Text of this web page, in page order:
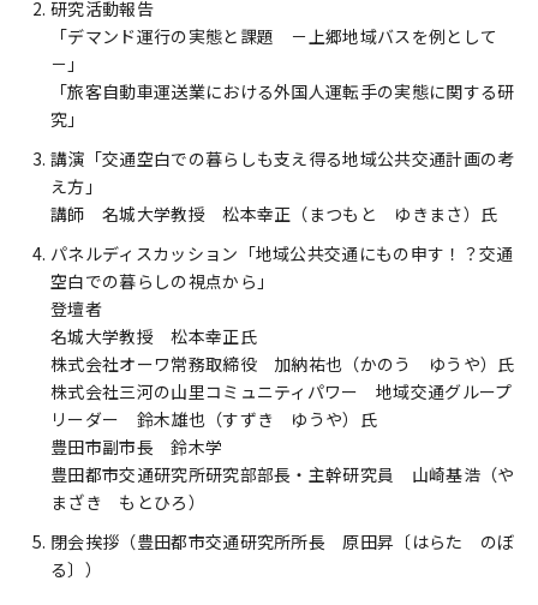
研究活動報告
「デマンド運行の実態と課題 －上郷地域バスを例として
－」
「旅客自動車運送業における外国人運転手の実態に関する研
究」
講演「交通空白での暮らしも支え得る地域公共交通計画の考
え方」
講師 名城大学教授 松本幸正（まつもと ゆきまさ）氏
パネルディスカッション「地域公共交通にもの申す！？交通
空白での暮らしの視点から」
登壇者
名城大学教授 松本幸正氏
株式会社オーワ常務取締役 加納祐也（かのう ゆうや）氏
株式会社三河の山里コミュニティパワー 地域交通グループ
リーダー 鈴木雄也（すずき ゆうや）氏
豊田市副市長 鈴木学
豊田都市交通研究所研究部部長・主幹研究員 山崎基浩（や
まざき もとひろ）
閉会挨拶（豊田都市交通研究所所長 原田昇〔はらた のぼ
る〕）